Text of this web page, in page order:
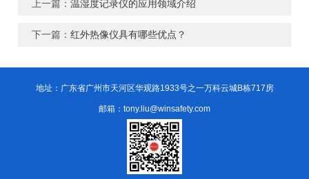
上一篇：温湿度记录仪的应用领域介绍
下一篇：红外热像仪具有哪些优点？
地址：广东省广州市天河区华观路1933号之一万科云城B栋717房
邮箱：tony.liu@winsafety.com